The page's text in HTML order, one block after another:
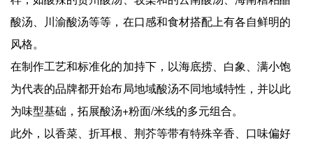
酸汤、川渝酸汤等等，在口感和食材搭配上有各自鲜明的
风格。
在制作工艺和标准化的加持下，以海底捞、白象、满小饱
为代表的品牌都开始布局地域酸汤不同地域特性，并以此
为味型基础，拓展酸汤+粉面/米线的多元组合。
此外，以香菜、折耳根、荆芥等带有特殊辛香、口味偏好